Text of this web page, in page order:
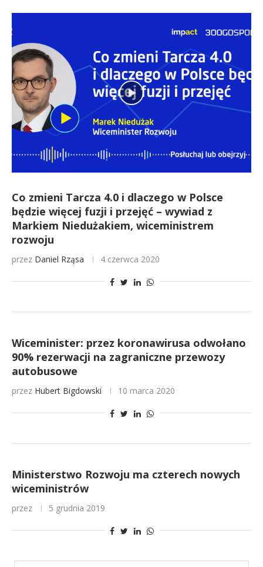
Co zmieni Tarcza 4.0 i dlaczego w Polsce
będzie więcej fuzji i przejęć – wywiad z
Markiem Niedużakiem, wiceministrem
rozwoju
przez Daniel Rząsa 4 czerwca 2020
Wiceminister: przez koronawirusa odwołano
90% rezerwacji na zagraniczne przewozy
autobusowe
przez Hubert Bigdowski 10 marca 2020
Ministerstwo Rozwoju ma czterech nowych
wiceministrów
przez 5 grudnia 2019